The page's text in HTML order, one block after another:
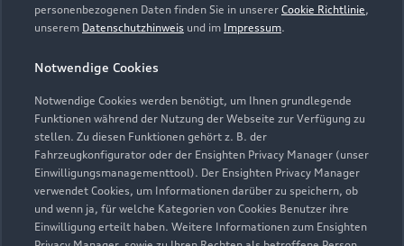
personenbezogenen Daten finden Sie in unserer Cookie Richtlinie,
unserem Datenschutzhinweis und im Impressum.
Notwendige Cookies
Notwendige Cookies werden benötigt, um Ihnen grundlegende
Funktionen während der Nutzung der Webseite zur Verfügung zu
stellen. Zu diesen Funktionen gehört z. B. der
Fahrzeugkonfigurator oder der Ensighten Privacy Manager (unser
Einwilligungsmanagementtool). Der Ensighten Privacy Manager
verwendet Cookies, um Informationen darüber zu speichern, ob
und wenn ja, für welche Kategorien von Cookies Benutzer ihre
Einwilligung erteilt haben. Weitere Informationen zum Ensighten
Geschlossen,öffnet am
Zurück nach oben
Modelle